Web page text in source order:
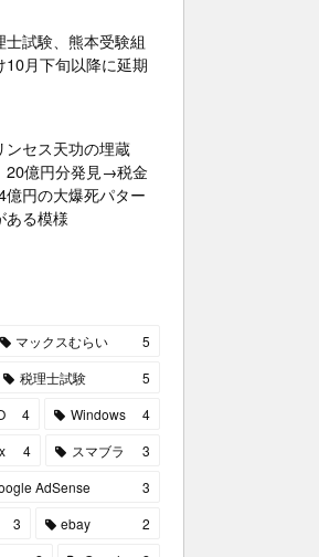
士試験、熊本受験組
10月下旬以降に延期
ンセス天功の埋蔵
20億円分発見→税金
億円の大爆死パター
ある模様
マックスむらい
5
税理士試験
5
4 Windows
4
4 スマブラ
3
AdSense
3
3 ebay
2